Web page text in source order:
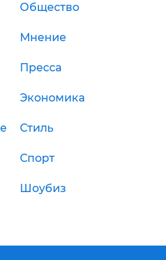
Общество
Мнение
Пресса
Экономика
Стиль
Спорт
Шоубиз